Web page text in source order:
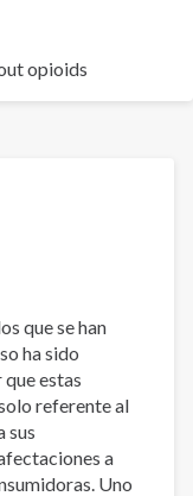
opioids
que se han
ha sido
estas
referente al
sus
a
Uno